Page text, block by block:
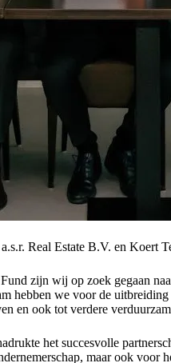
Real Estate B.V. en Koert
zijn wij op zoek gegaan
hebben we voor de
en ook tot verdere
het succesvolle
maar ook